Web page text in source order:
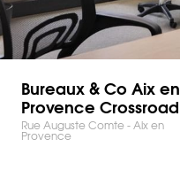
Bureaux & Co Aix en
Provence Crossroad
Rue Auguste Comte - Aix en
Provence